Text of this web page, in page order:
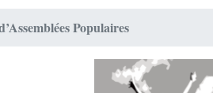
Populaires